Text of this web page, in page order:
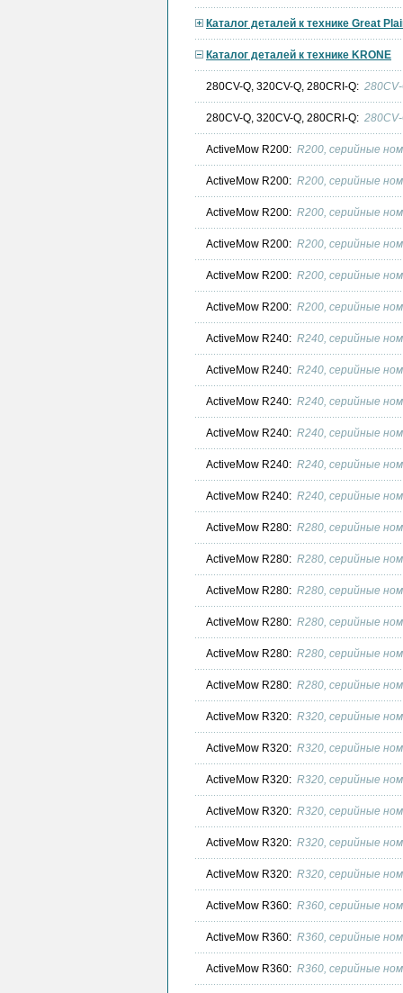
Каталог деталей к технике Great
Каталог деталей к технике KRONE
280CV-Q, 320CV-Q, 280CRI-Q:
280CV-Q, 320CV-Q, 280CRI-Q:
ActiveMow R200: R200, серийные
ActiveMow R200: R200, серийные
ActiveMow R200: R200, серийные
ActiveMow R200: R200, серийные
ActiveMow R200: R200, серийные
ActiveMow R200: R200, серийные
ActiveMow R240: R240, серийные
ActiveMow R240: R240, серийные
ActiveMow R240: R240, серийные
ActiveMow R240: R240, серийные
ActiveMow R240: R240, серийные
ActiveMow R240: R240, серийные
ActiveMow R280: R280, серийные
ActiveMow R280: R280, серийные
ActiveMow R280: R280, серийные
ActiveMow R280: R280, серийные
ActiveMow R280: R280, серийные
ActiveMow R280: R280, серийные
ActiveMow R320: R320, серийные
ActiveMow R320: R320, серийные
ActiveMow R320: R320, серийные
ActiveMow R320: R320, серийные
ActiveMow R320: R320, серийные
ActiveMow R320: R320, серийные
ActiveMow R360: R360, серийные
ActiveMow R360: R360, серийные
ActiveMow R360: R360, серийные